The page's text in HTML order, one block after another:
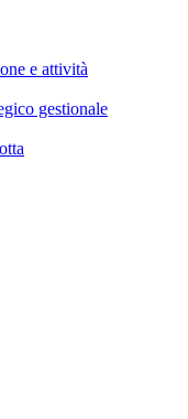
e attività
gestionale